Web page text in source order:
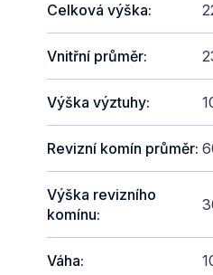
Celková výška:
Vnitřní průměr:
Výška výztuhy:
Revizní komín průměr:
Výška revizního
komínu:
Váha: